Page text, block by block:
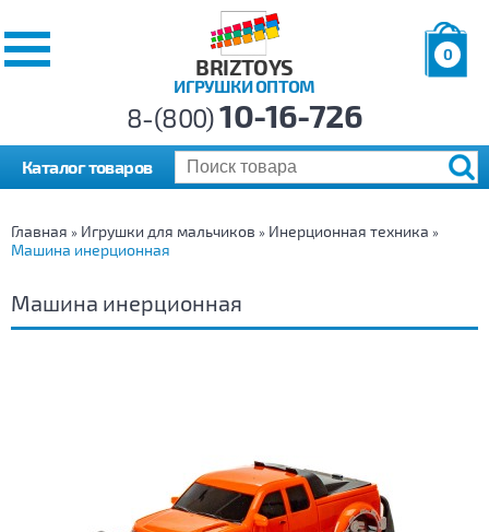
BRIZTOYS
ИГРУШКИ ОПТОМ
0
р.
8-(800)10-16-726
Каталог товаров
Главная » Игрушки для мальчиков » Инерционная техника »
Машина инерционная
Машина инерционная